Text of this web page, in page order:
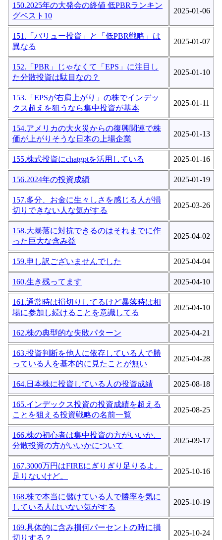
150.2025年の大発会の終値 低PBRランキン
グベスト10
2025-01-06
151.「バリュー投資」と「低PBR戦略」は
異なる
2025-01-07
152.「PBR」じゃなくて「EPS」に注目し
た分散投資は駄目なの？
2025-01-10
153.「EPSが右肩上がり」の株でインデッ
クス超えを狙うなら集中投資が基本
2025-01-11
154.アメリカの大火災からの復興関連で株
価が上がりそうな日本の上場企業
2025-01-13
155.株式投資にchatgptを活用している 2025-01-16
156.2024年の投資成績 2025-01-19
157.多分、お金に生々しさを感じる人が損
切りできない人な気がする
2025-03-26
158.大暴落に対抗できるのはそれまでに作
った巨大な含み益
2025-04-02
159.申し訳ございませんでした 2025-04-04
160.生き残ってます 2025-04-10
161.通常時は損切りしてるけど暴落時は相
場に参加し続けることを意識してる
2025-04-10
162.株の典型的な失敗パターン 2025-04-21
163.投資判断を他人に依存している人で勝
っている人を基本的に見たことが無い
2025-04-28
164.日本株に投資している人の投資成績 2025-08-18
165.インデックス投資の投資成績を超える
ことを狙える投資戦略の名前一覧
2025-08-25
166.株の初心者は集中投資の方がいいか、
分散投資の方がいいかについて
2025-09-17
167.3000万円はFIREにぎりぎり足りるよ。
足りないけど。
2025-10-16
168.株で本当に儲けている人で勝率を気に
している人はいない気がする
2025-10-19
169.具体的に含み損何パーセントの時に損
切りする？
2025-10-24